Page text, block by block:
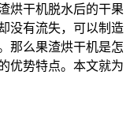
烘干机脱水后的干果
没有流失，可以制造
那么果渣烘干机是怎
优势特点。本文就为